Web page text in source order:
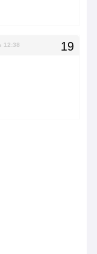
12:38